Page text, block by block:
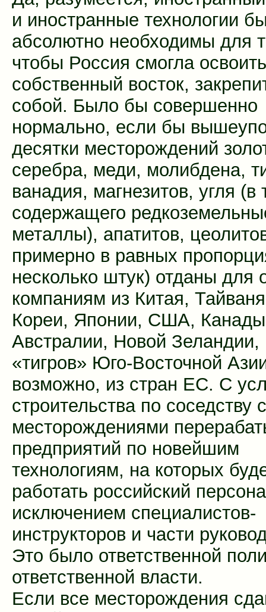
и иностранные технологии
абсолютно необходимы для
чтобы Россия смогла
собственный восток,
собой. Было бы совершенно
нормально, если бы
десятки месторождений
серебра, меди, молибдена,
ванадия, магнезитов, угля (в
содержащего
металлы), апатитов,
примерно в равных
несколько штук) отданы для
компаниям из Китая,
Кореи, Японии, США,
Австралии, Новой
«тигров» Юго-Восточной
возможно, из стран ЕС. С
строительства по соседству с
месторождениями
предприятий по новейшим
технологиям, на которых
работать российский
исключением специалистов-
инструкторов и части
Это было ответственной
ответственной власти.
Если все месторождения